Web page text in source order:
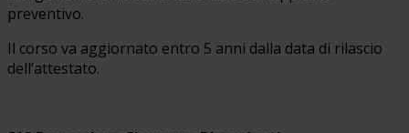
preventivo.
Il corso va aggiornato entro 5 anni dalla data di rilascio
dell’attestato.